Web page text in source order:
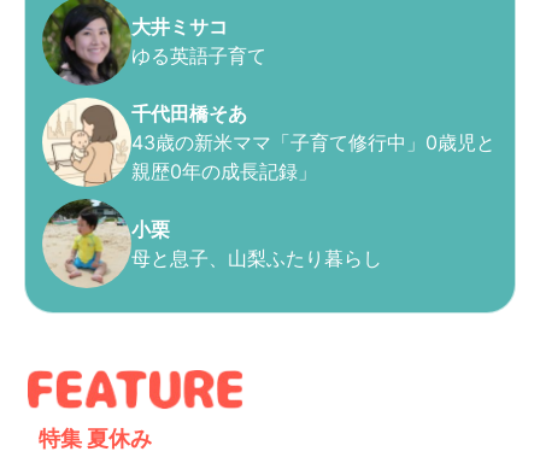
大井ミサコ
ゆる英語子育て
千代田橋そあ
43歳の新米ママ「子育て修行中」0歳児と
親歴0年の成長記録」
小栗
母と息子、山梨ふたり暮らし
特集 夏休み